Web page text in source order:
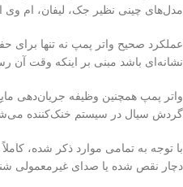
مدل‌های چینی نظیر جک، لیفان، ام
عملکرد صحیح واتر پمپ نه تنها
نشانه‌ای باشد مبنی بر اینکه وقت آن
واتر پمپ همچنین وظیفه جریان‌دهی
گردش سیال در سیستم خنک‌کننده
با توجه به تمامی موارد ذکر شده،
دچار نقص شده یا صدای غیرمعمولی